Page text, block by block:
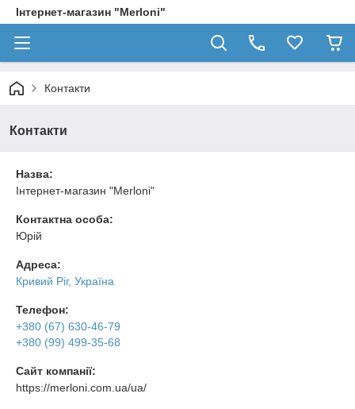
Інтернет-магазин "Merloni"
Контакти
Контакти
Назва:
Інтернет-магазин "Merloni"
Контактна особа:
Юрій
Адреса:
Кривий Ріг, Україна
Телефон:
+380 (67) 630-46-79
+380 (99) 499-35-68
Сайт компанії:
https://merloni.com.ua/ua/